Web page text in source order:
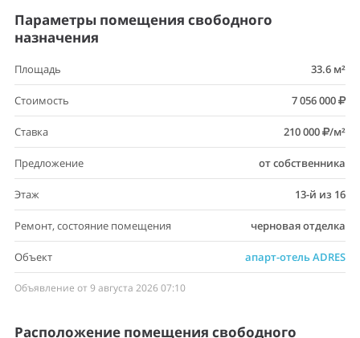
Параметры помещения свободного
назначения
Площадь 33.6 м²
Стоимость 7 056 000
Ставка 210 000 /м²
Предложение от собственника
Этаж 13-й из 16
Ремонт, состояние помещения черновая отделка
Объект апарт-отель ADRES
Объявление от 9 августа 2026 07:10
Расположение помещения свободного